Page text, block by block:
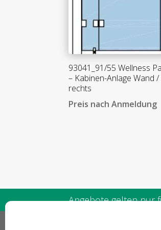
93041_91/55 Wellness
– Kabinen-Anlage Wand /
rechts
Preis nach Anmeldung
Angebote gelten nur